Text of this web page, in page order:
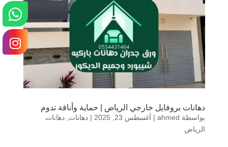
دهانات بروفايل خارجي الرياض | حماية وأناقة تدوم
بواسطة ahmed
| أغسطس 23, 2025 | دهانات, دهانات
الرياض